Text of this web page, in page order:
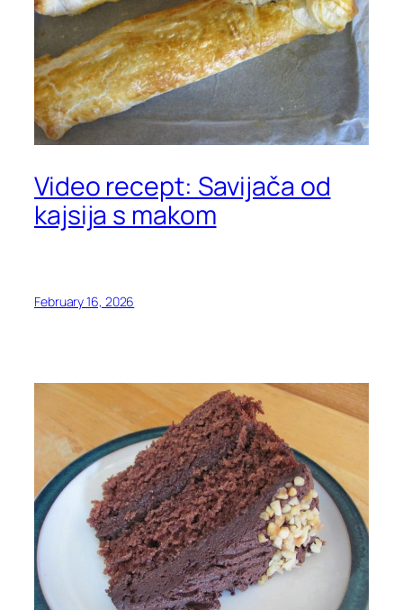
Video recept: Savijača od
kajsija s makom
February 16, 2026